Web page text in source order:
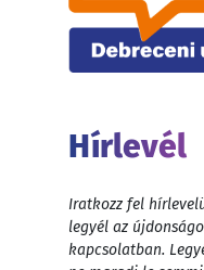
Hírlevél
Iratkozz fel
legyél az
kapcsolatban.